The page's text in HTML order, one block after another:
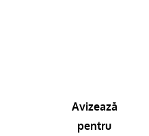
Avizează
pentru